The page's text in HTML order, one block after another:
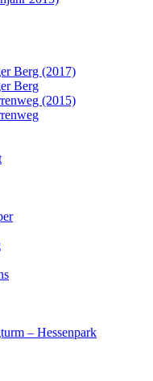
Berg (2017)
Berg
(2015)
– Hessenpark